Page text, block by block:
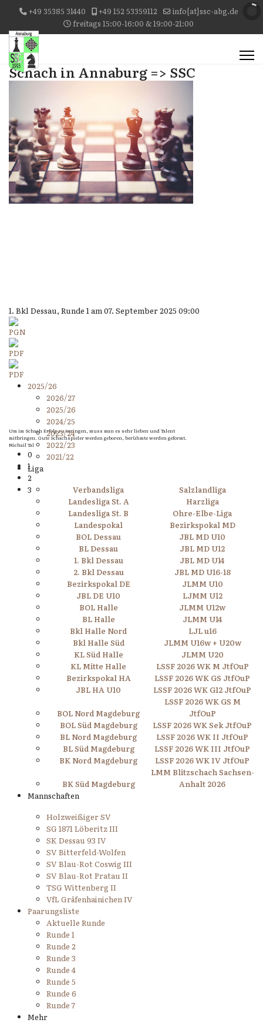
+49 35385 31440 +49 152 53359112
info{at}ssc-abg.de
freitags 15:00-16:00 & 19:00-21:00
Schach in Annaburg => SSC
Um im Schach Erfolg zu erringen, muss man es sehr lieben und Talent
mitbringen. Gute Schachspieler werden geboren, berühmte werden geformt.
Michail Tal
0
1
2
3
1. Bkl Dessau, Runde 1 am 07. September 2025 09:00
2025/26
2026/27
2025/26
2024/25
2023/24
2022/23
2021/22
Liga
Verbandsliga
Salzlandliga
Landesliga St. A
Harzliga
Landesliga St. B
Ohre-Elbe-Liga
Landespokal
Bezirkspokal MD
BOL Dessau
JBL MD U10
BL Dessau
JBL MD U12
1. Bkl Dessau
JBL MD U14
2. Bkl Dessau
JBL MD U16-18
Bezirkspokal DE
JLMM U10
JBL DE U10
LJMM U12
BOL Halle
JLMM U12w
BL Halle
JLMM U14
Bkl Halle Nord
LJL u16
Bkl Halle Süd
JLMM U16w + U20w
KL Süd Halle
JLMM U20
KL Mitte Halle
LSSF 2026 WK M JtfOuP
Bezirkspokal HA
LSSF 2026 WK GS JtfOuP
JBL HA U10
LSSF 2026 WK G12 JtfOuP
BOL Nord Magdeburg
LSSF 2026 WK GS M
JtfOuP
BOL Süd Magdeburg
LSSF 2026 WK Sek JtfOuP
BL Nord Magdeburg
LSSF 2026 WK II JtfOuP
BL Süd Magdeburg
LSSF 2026 WK III JtfOuP
BK Nord Magdeburg
LSSF 2026 WK IV JtfOuP
BK Süd Magdeburg
LMM Blitzschach Sachsen-
Anhalt 2026
Mannschaften
Holzweißiger SV
SG 1871 Löberitz III
SK Dessau 93 IV
SV Bitterfeld-Wolfen
SV Blau-Rot Coswig III
SV Blau-Rot Pratau II
TSG Wittenberg II
VfL Gräfenhainichen IV
Paarungsliste
Aktuelle Runde
Runde 1
Runde 2
Runde 3
Runde 4
Runde 5
Runde 6
Runde 7
Mehr